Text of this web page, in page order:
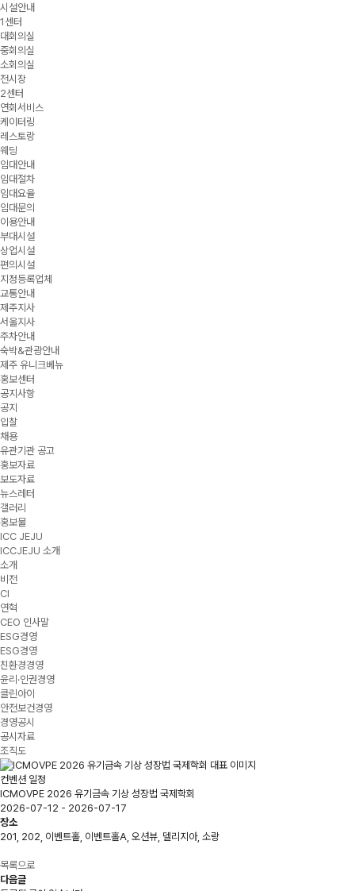
시설안내
1센터
대회의실
중회의실
소회의실
전시장
2센터
연회서비스
케이터링
레스토랑
웨딩
임대안내
임대절차
임대요율
임대문의
이용안내
부대시설
상업시설
편의시설
지정등록업체
교통안내
제주지사
서울지사
주차안내
숙박&관광안내
제주 유니크베뉴
홍보센터
공지사항
공지
입찰
채용
유관기관 공고
홍보자료
보도자료
뉴스레터
갤러리
홍보물
ICC JEJU
ICCJEJU 소개
소개
비전
CI
연혁
CEO 인사말
ESG경영
ESG경영
친환경경영
윤리·인권경영
클린아이
안전보건경영
경영공시
공시자료
조직도
컨벤션 일정
ICMOVPE 2026 유기금속 기상 성장법 국제학회
2026-07-12 - 2026-07-17
장소
201, 202, 이벤트홀, 이벤트홀A, 오션뷰, 델리지아, 소랑
목록으로
다음글